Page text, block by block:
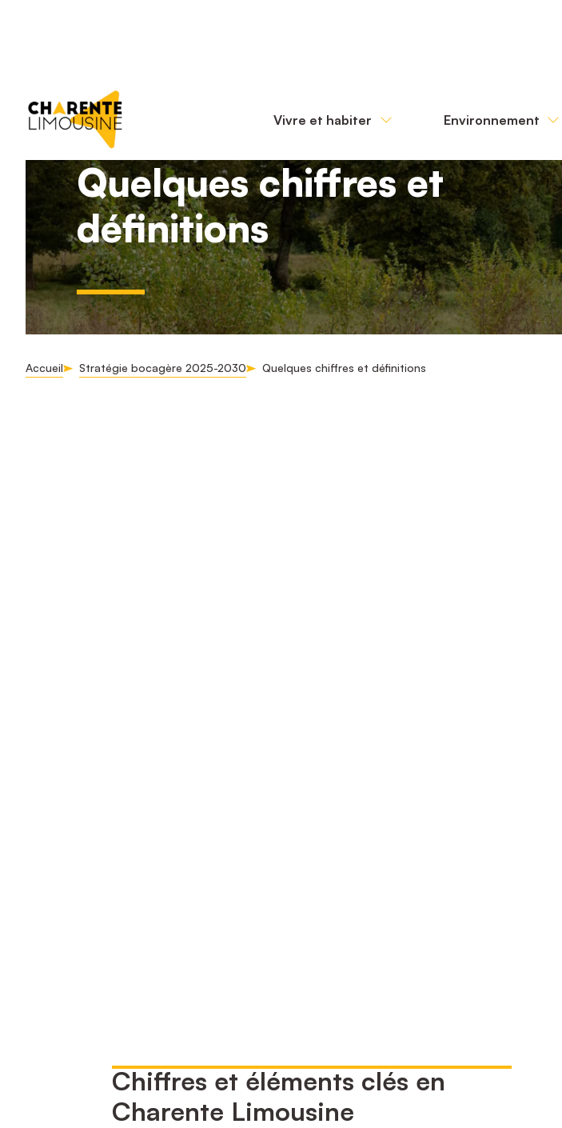
Vivre et habiter Environnement
Quelques chiffres et
définitions
Accueil Stratégie bocagère 2025-2030 Quelques chiffres et définitions
Chiffres et éléments clés en
Charente Limousine